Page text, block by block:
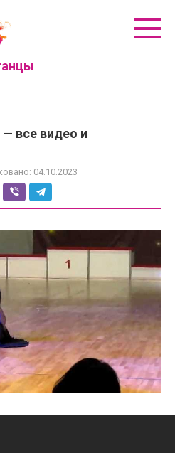
все видео и
04.10.2023